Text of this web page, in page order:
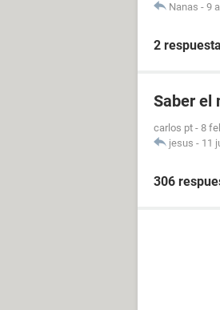
Nanas - 9
2
Saber el
carlos pt - 8
jesus - 11
306